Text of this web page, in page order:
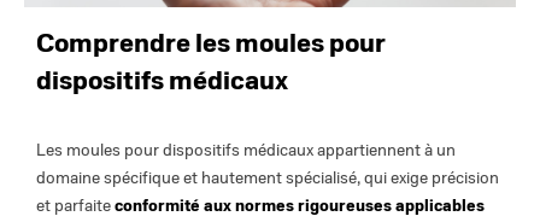
Comprendre les moules pour
dispositifs médicaux
Les moules pour dispositifs médicaux appartiennent à un
domaine spécifique et hautement spécialisé, qui exige précision
et parfaiteconformité aux normes rigoureuses applicables